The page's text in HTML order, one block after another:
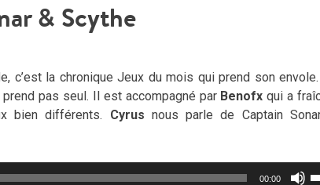
& Scythe
c’est la chronique Jeux du mois qui prend son
prend pas seul. Il est accompagné par Benofx qui a
bien différents. Cyrus nous parle de Captain
00:00